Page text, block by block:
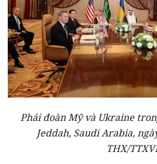
Phái đoàn Mỹ và Ukraine
Jeddah, Saudi Arabia,
THX/